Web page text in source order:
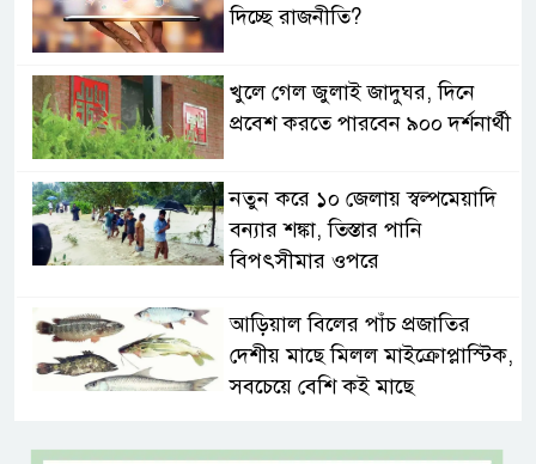
দিচ্ছে রাজনীতি?
খুলে গেল জুলাই জাদুঘর, দিনে
প্রবেশ করতে পারবেন ৯০০ দর্শনার্থী
নতুন করে ১০ জেলায় স্বল্পমেয়াদি
বন্যার শঙ্কা, তিস্তার পানি
বিপৎসীমার ওপরে
আড়িয়াল বিলের পাঁচ প্রজাতির
দেশীয় মাছে মিলল মাইক্রোপ্লাস্টিক,
সবচেয়ে বেশি কই মাছে
সিলেটের সাবেক মন্ত্রী-এমপিদের